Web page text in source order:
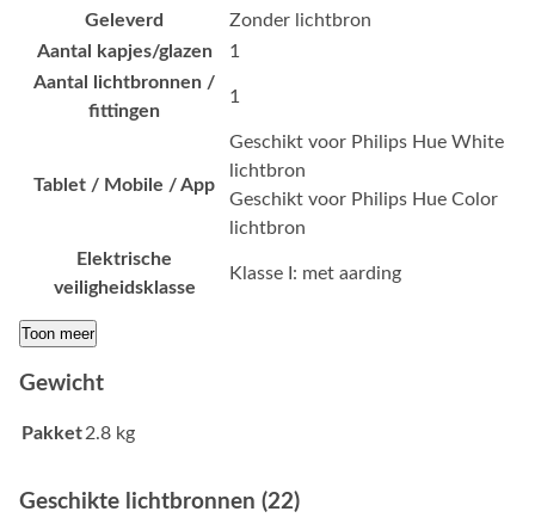
Geleverd
Zonder lichtbron
Aantal kapjes/glazen
1
Aantal lichtbronnen /
fittingen
1
Tablet / Mobile / App
Geschikt voor Philips Hue White
lichtbron
Geschikt voor Philips Hue Color
lichtbron
Elektrische
veiligheidsklasse
Klasse I: met aarding
Toon meer
Gewicht
Pakket2.8 kg
Geschikte lichtbronnen (22)